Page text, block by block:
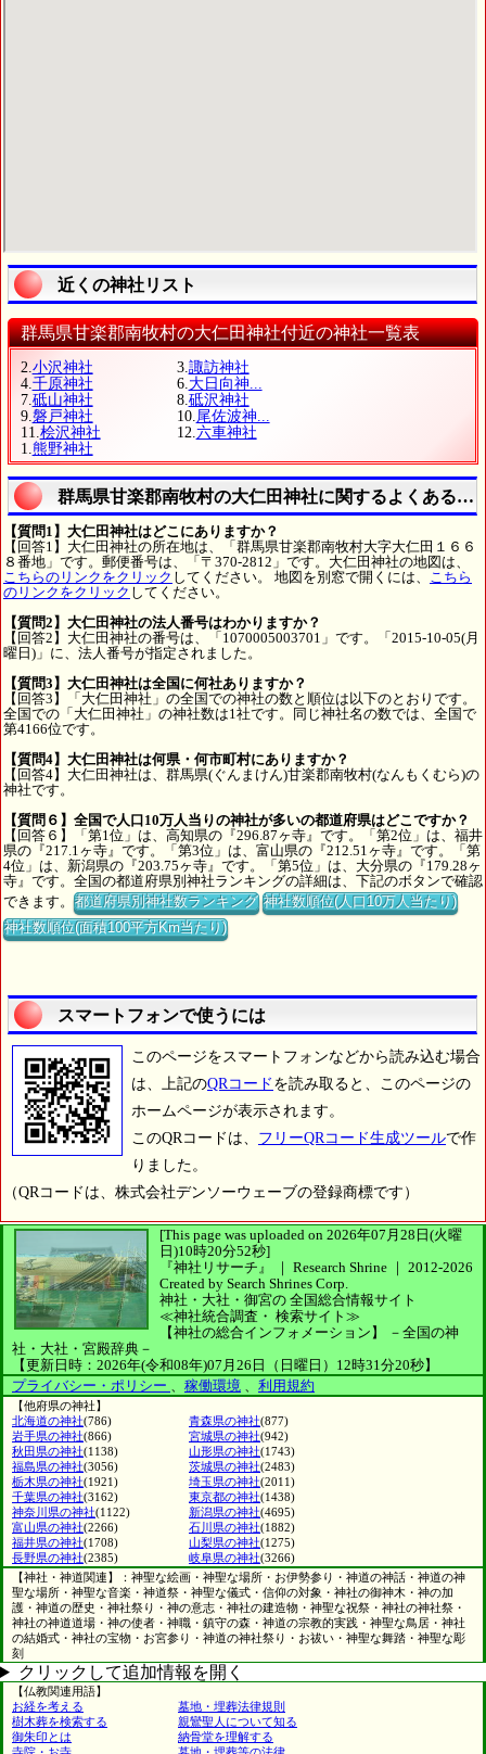
近くの神社リスト
群馬県甘楽郡南牧村の大仁田神社付近の神社一覧表
2. 小沢神社 3. 諏訪神社
4. 千原神社 6. 大日向神...
7. 砥山神社 8. 砥沢神社
9. 磐戸神社 10. 尾佐波神...
11. 桧沢神社 12. 六車神社
1. 熊野神社
群馬県甘楽郡南牧村の大仁田神社に関するよくある質
【質問1】大仁田神社はどこにありますか？
【回答1】大仁田神社の所在地は、「群馬県甘楽郡南牧村大字大仁田１６６
８番地」です。郵便番号は、「〒370-2812」です。大仁田神社の地図は、
こちらのリンクをクリック してください。 地図を別窓で開くには、
こちら
のリンクをクリック してください。
【質問2】大仁田神社の法人番号はわかりますか？
【回答2】大仁田神社の番号は、「1070005003701」です。「2015-10-05(月
曜日)」に、法人番号が指定されました。
【質問3】大仁田神社は全国に何社ありますか？
【回答3】「大仁田神社」の全国での神社の数と順位は以下のとおりです。
全国での「大仁田神社」の神社数は1社です。同じ神社名の数では、全国で
第4166位です。
【質問4】大仁田神社は何県・何市町村にありますか？
【回答4】大仁田神社は、群馬県(ぐんまけん)甘楽郡南牧村(なんもくむら)の
神社です。
【質問６】全国で人口10万人当りの神社が多いの都道府県はどこですか？
【回答６】「第1位」は、高知県の『296.87ヶ寺』です。「第2位」は、福井
県の『217.1ヶ寺』です。「第3位」は、富山県の『212.51ヶ寺』です。「第
4位」は、新潟県の『203.75ヶ寺』です。「第5位」は、大分県の『179.28ヶ
寺』です。全国の都道府県別神社ランキングの詳細は、下記のボタンで確認
できます。都道府県別神社数ランキング 神社数順位(人口10万人当たり)
神社数順位(面積100平方Km当たり)
スマートフォンで使うには
このページをスマートフォンなどから読み込む場合
は、上記のQRコード を読み取ると、このページの
ホームページが表示されます。
このQRコードは、 フリーQRコード生成ツールで作
りました。
（QRコードは、株式会社デンソーウェーブの登録商標です）
[This page was uploaded on 2026年07月28日(火曜
日)10時20分52秒]
『神社リサーチ』 ｜ Research Shrine ｜ 2012-2026
Created by Search Shrines Corp.
神社・大社・御宮の 全国総合情報サイト
≪神社統合調査・ 検索サイト≫
【神社の総合インフォメーション】
－全国の神
社・大社・宮殿辞典－
【更新日時：2026年(令和08年)07月26日（日曜日）12時31分20秒】
プライバシー・ポリシー
稼働環境 利用規約
【他府県の神社】
北海道の神社(786) 青森県の神社(877)
岩手県の神社(866) 宮城県の神社(942)
秋田県の神社(1138) 山形県の神社(1743)
福島県の神社(3056) 茨城県の神社(2483)
栃木県の神社(1921) 埼玉県の神社(2011)
千葉県の神社(3162) 東京都の神社(1438)
神奈川県の神社(1122) 新潟県の神社(4695)
富山県の神社(2266) 石川県の神社(1882)
福井県の神社(1708) 山梨県の神社(1275)
長野県の神社(2385) 岐阜県の神社(3266)
【神社・神道関連】：神聖な絵画・神聖な場所・お伊勢参り・神道の神話・神道の神
聖な場所・神聖な音楽・神道祭・神聖な儀式・信仰の対象・神社の御神木・神の加
護・神道の歴史・神社祭り・神の意志・神社の建造物・神聖な祝祭・神社の神社祭・
神社の神道道場・神の使者・神職・鎮守の森・神道の宗教的実践・神聖な鳥居・神社
の結婚式・神社の宝物・お宮参り・神道の神社祭り・お祓い・神聖な舞踏・神聖な彫
刻
クリックして追加情報を開く
【仏教関連用語】
お経を考える
墓地・埋葬法律規則
樹木葬を検索する
親鸞聖人について知る
御朱印とは
納骨堂を理解する